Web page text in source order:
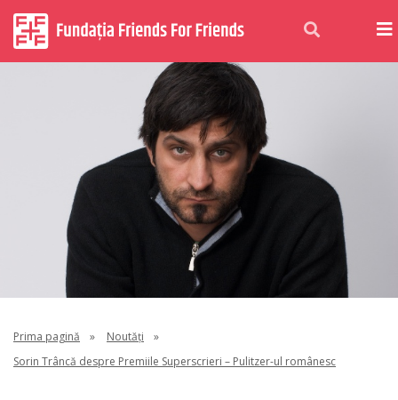
Prima pagină » Noutăți
»
Sorin Trâncă despre Premiile Superscrieri – Pulitzer-ul românesc